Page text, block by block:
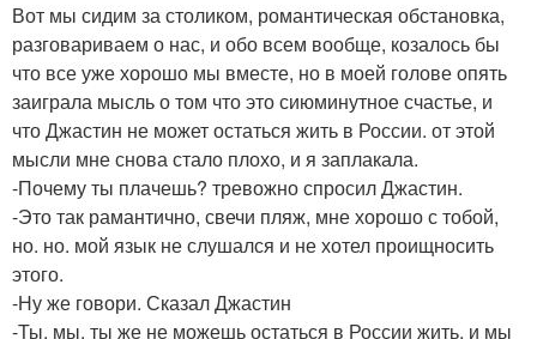
Вот мы сидим за столиком, романтическая обстановка,
разговариваем о нас, и обо всем вообще, козалось бы
что все уже хорошо мы вместе, но в моей голове опять
заиграла мысль о том что это сиюминутное счастье, и
что Джастин не может остаться жить в России. от этой
мысли мне снова стало плохо, и я заплакала.
-Почему ты плачешь? тревожно спросил Джастин.
-Это так рамантично, свечи пляж, мне хорошо с тобой,
но. но. мой язык не слушался и не хотел проищносить
этого.
-Ну же говори. Сказал Джастин
-Ты. мы. ты же не можешь остаться в России жить, и мы